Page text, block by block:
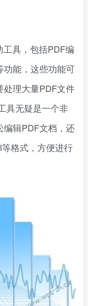
具，包括PDF编
功能，这些功能可
处理大量PDF文件
具无疑是一个非
编辑PDF文档，还
格式，方便进行